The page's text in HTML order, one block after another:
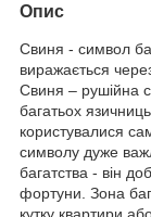
Опис
Свиня - символ
виражається
Свиня – рушійна
багатьох
користувалися
символу дуже
багатства - він
фортуни. Зона
кутку квартири